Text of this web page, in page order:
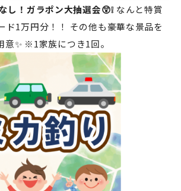
！ガラポン大抽選会😲❕ なんと特賞
ド1万円分！！ その他も豪華な景品を
意✨ ※1家族につき1回。